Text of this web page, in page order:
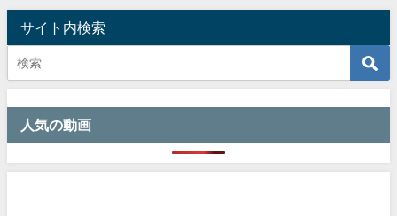
サイト内検索
人気の動画